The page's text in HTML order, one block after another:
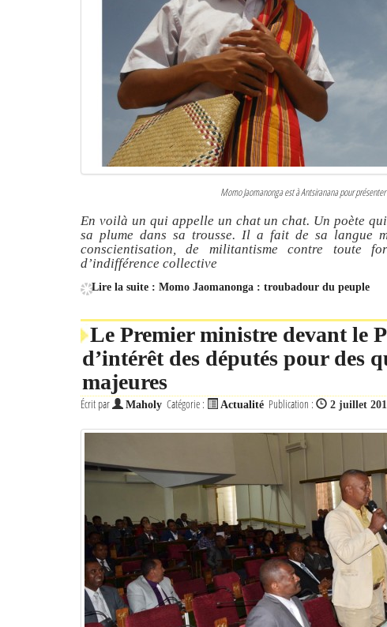
Momo Jaomanonga est à Antsiranana pour
En voilà un qui appelle un chat un chat. Un poète
sa plume dans sa trousse. Il a fait de sa langue
conscientisation, de militantisme contre toute
d’indifférence collective
Lire la suite : Momo Jaomanonga : troubadour du peuple
Le Premier ministre devant le
d’intérêt des députés pour des
majeures
Écrit par Maholy Catégorie : Actualité Publication : 2 juillet